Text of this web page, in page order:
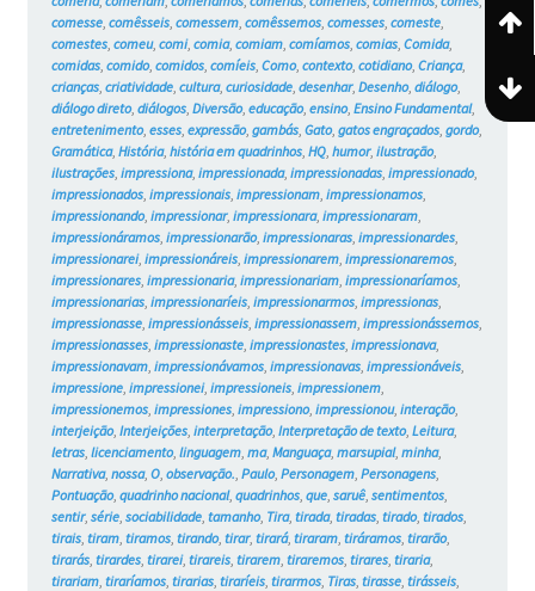
comesse, comêsseis, comessem, comêssemos, comesses, comeste,
comestes, comeu, comi, comia, comiam, comíamos, comias, Comida,
comidas, comido, comidos, comíeis, Como, contexto, cotidiano, Criança,
crianças, criatividade, cultura, curiosidade, desenhar, Desenho, diálogo,
diálogo direto, diálogos, Diversão, educação, ensino, Ensino Fundamental,
entretenimento, esses, expressão, gambás, Gato, gatos engraçados, gordo,
Gramática, História, história em quadrinhos, HQ, humor, ilustração,
ilustrações, impressiona, impressionada, impressionadas, impressionado,
impressionados, impressionais, impressionam, impressionamos,
impressionando, impressionar, impressionara, impressionaram,
impressionáramos, impressionarão, impressionaras, impressionardes,
impressionarei, impressionáreis, impressionarem, impressionaremos,
impressionares, impressionaria, impressionariam, impressionaríamos,
impressionarias, impressionaríeis, impressionarmos, impressionas,
impressionasse, impressionásseis, impressionassem, impressionássemos,
impressionasses, impressionaste, impressionastes, impressionava,
impressionavam, impressionávamos, impressionavas, impressionáveis,
impressione, impressionei, impressioneis, impressionem,
impressionemos, impressiones, impressiono, impressionou, interação,
interjeição, Interjeições, interpretação, Interpretação de texto, Leitura,
letras, licenciamento, linguagem, ma, Manguaça, marsupial, minha,
Narrativa, nossa, O, observação. Paulo, Personagem, Personagens,
Pontuação, quadrinho nacional, quadrinhos, que, saruê, sentimentos,
sentir, série, sociabilidade, tamanho, Tira, tirada, tiradas, tirado, tirados,
tirais, tiram, tiramos, tirando, tirar, tirará, tiraram, tiráramos, tirarão,
tirarás, tirardes, tirarei, tirareis, tirarem, tiraremos, tirares, tiraria,
tirariam, tiraríamos, tirarias, tiraríeis, tirarmos, Tiras, tirasse, tirásseis,